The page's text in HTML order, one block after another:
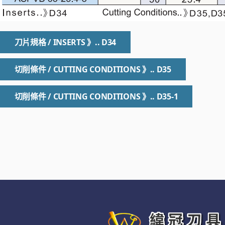
刀片規格 / INSERTS 》.. D34
切削條件 / CUTTING CONDITIONS 》.. D35
切削條件 / CUTTING CONDITIONS 》.. D35-1